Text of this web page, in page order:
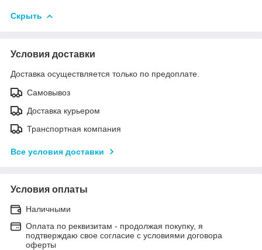
Скрыть
Условия доставки
Доставка осуществляется только по предоплате.
Самовывоз
Доставка курьером
Транспортная компания
Все условия доставки
Условия оплаты
Наличными
Оплата по реквизитам - продолжая покупку, я
подтверждаю свое согласие с условиями договора
оферты